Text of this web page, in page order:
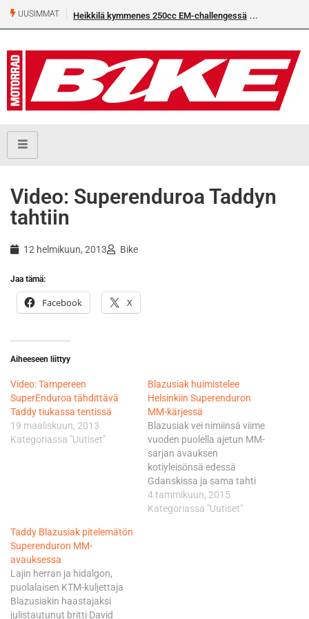
UUSIMMAT Heikkilä kymmenes 250cc EM-challengessä
Video: Superenduroa Taddyn
tahtiin
12 helmikuun, 2013 Bike
Jaa tämä:
Facebook X
Aiheeseen liittyy
Video: Tampereen
SuperEnduroa tähdittävä
Taddy tiukassa tentissä
19 maaliskuun, 2013
Kategoriassa "Uutiset"
Blazusiak huimistelee
Helsinkiin Superenduron
MM-kärjessä
Blazusiak vei nimiinsä viime
vuoden puolella ajetun MM-
sarjan avauksen
kotiyleisönsä edessä
Gdanskissa ja sama tahti
jatkuu myöhään lauantai-
iltana Saksan Riesassa.
4 tammikuun, 2015
Kategoriassa "Uutiset"
Taddy Blazusiak pitelemätön
Superenduron MM-
avauksessa
Lajin herran ja hidalgon,
puolalaisen KTM-kuljettaja
Blazusiakin haastajaksi
julistautunut britti David